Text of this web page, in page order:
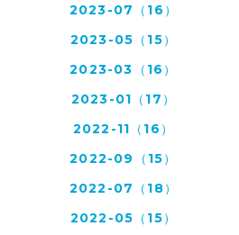
2023-07（16）
2023-05（15）
2023-03（16）
2023-01（17）
2022-11（16）
2022-09（15）
2022-07（18）
2022-05（15）